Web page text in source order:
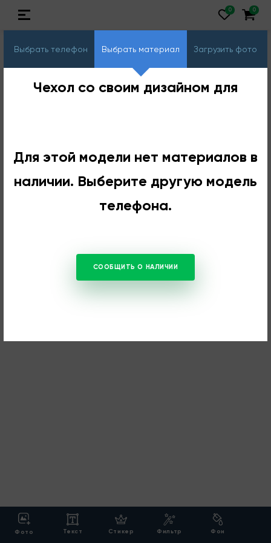
Выбрать телефон Выбрать материал Загрузить фото
Чехол со своим дизайном для
Для этой модели нет материалов в
наличии. Выберите другую модель
телефона.
СООБЩИТЬ О НАЛИЧИИ
Фото Текст Стикер Фильтр Фон